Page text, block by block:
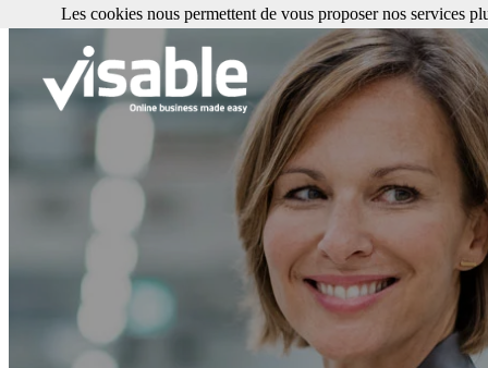
Les cookies nous permettent de vous proposer nos services